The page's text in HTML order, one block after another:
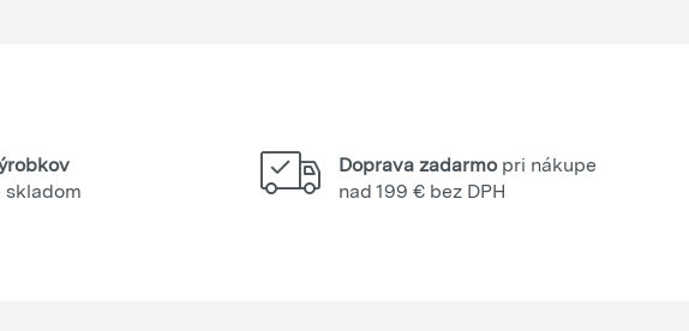
skladom
Doprava zadarmopri nákupe
nad 199 € bez DPH